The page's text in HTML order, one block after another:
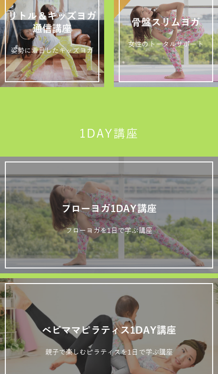
リトル＆キッズヨガ
通信講座
姿勢に着目したキッズヨガ
骨盤スリムヨガ
女性のトータルサポート
1DAY講座
フローヨガ1DAY講座
フローヨガを1日で学ぶ講座
ベビママピラティス1DAY講座
親子で楽しむピラティスを1日で学ぶ講座